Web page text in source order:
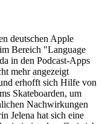
deutschen Apple
Bereich "Language
in den Podcast-Apps
mehr angezeigt
erhofft sich Hilfe von
Skateboarden, um
Nachwirkungen
Jelena hat sich eine